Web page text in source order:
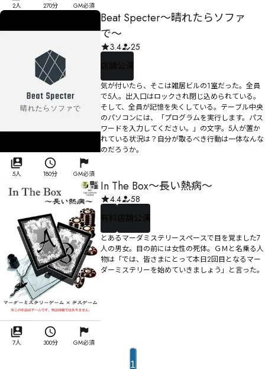
2人 270分 GM必須
5人 180分 GM必須
Beat Specter〜晴れたらソファ
で〜
3.4
25
店舗公演
気が付いたら、そこは雑居ビルの1室だった。全員
で5人。出入口はロックされ閉じ込められている。
そして、全員が記憶を失くしている。テーブル中央
のパソコンには、「プログラムを実行します。パス
ワードを入力してください。」の文字。5人が置か
れている状況は？自分が取るべき行動は一体なんな
のだろうか。
7人 300分 GM必須
In The Box〜長い熱病〜
4.4
58
有料 店舗公演
とあるマーダミステリースペースで目を覚ました7
人の男女。目の前には女性の死体。ＧＭと名乗る人
物は「では、皆さまにとって本日2回目となるマー
ダーミステリーを始めていきましょう」と言った。
1